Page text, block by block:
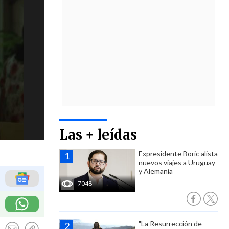
Las + leídas
7048
Expresidente Boric alista
nuevos viajes a Uruguay
y Alemania
"La Resurrección de